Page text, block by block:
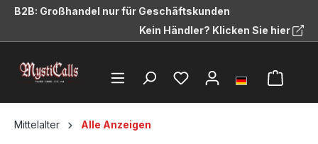
springen
B2B: Großhandel nur für Geschäftskunden
Kein Händler? Klicken Sie hier
Mittelalter Alle Anzeigen